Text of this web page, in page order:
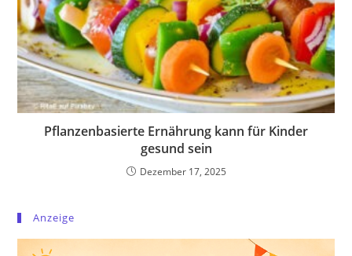
Pflanzenbasierte Ernährung kann für Kinder
gesund sein
Dezember 17, 2025
Anzeige